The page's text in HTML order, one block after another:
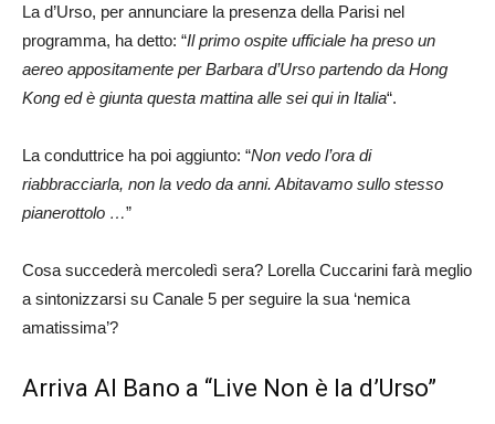
La d’Urso, per annunciare la presenza della Parisi nel
programma, ha detto: “Il primo ospite ufficiale ha preso un
aereo appositamente per Barbara d’Urso partendo da Hong
Kong ed è giunta questa mattina alle sei qui in Italia“.
La conduttrice ha poi aggiunto: “Non vedo l’ora di
riabbracciarla, non la vedo da anni. Abitavamo sullo stesso
pianerottolo …”
Cosa succederà mercoledì sera? Lorella Cuccarini farà meglio
a sintonizzarsi su Canale 5 per seguire la sua ‘nemica
amatissima’?
Arriva Al Bano a “Live Non è la d’Urso”